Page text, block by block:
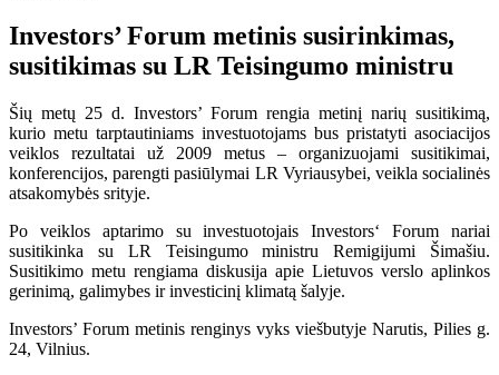
Investors’ Forum metinis susirinkimas,
susitikimas su LR Teisingumo ministru
Šių metų 25 d. Investors’ Forum rengia metinį narių susitikimą,
kurio metu tarptautiniams investuotojams bus pristatyti asociacijos
veiklos rezultatai už 2009 metus – organizuojami susitikimai,
konferencijos, parengti pasiūlymai LR Vyriausybei, veikla socialinės
atsakomybės srityje.
Po veiklos aptarimo su investuotojais Investors‘ Forum nariai
susitikinka su LR Teisingumo ministru Remigijumi Šimašiu.
Susitikimo metu rengiama diskusija apie Lietuvos verslo aplinkos
gerinimą, galimybes ir investicinį klimatą šalyje.
Investors’ Forum metinis renginys vyks viešbutyje Narutis, Pilies g.
24, Vilnius.